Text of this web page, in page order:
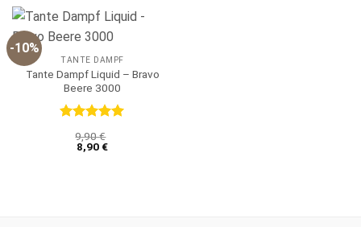
-10%
TANTE DAMPF
Tante Dampf Liquid – Bravo
Beere 3000
mit5von
9,90€
8,90€